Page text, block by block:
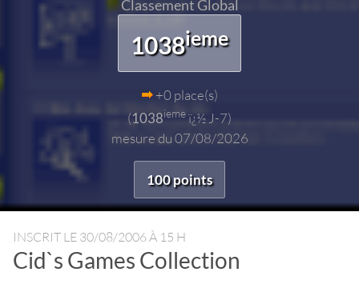
Classement Global
1038ieme
+0 place(s)
(1038iemeï¿½ J-7)
mesure du 07/08/2026
100 points
INSCRIT LE 30/08/2006 À 15 H
Cid`s Games Collection